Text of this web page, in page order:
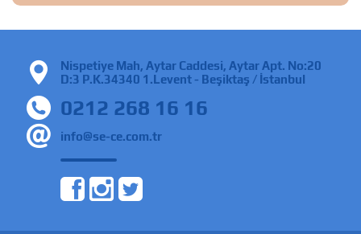
Nispetiye Mah, Aytar Caddesi, Aytar Apt. No:20
D:3 P.K.34340 1.Levent - Beşiktaş / İstanbul
0212 268 16 16
info@se-ce.com.tr